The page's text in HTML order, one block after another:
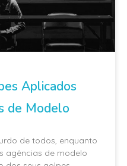
Aplicados
de Modelo
de todos, enquanto
agências de modelo